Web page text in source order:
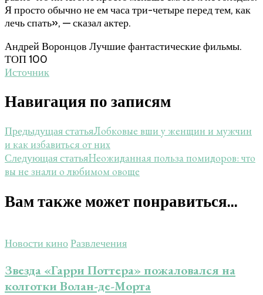
Я просто обычно не ем часа три-четыре перед тем, как
лечь спать», — сказал актер.
Андрей Воронцов Лучшие фантастические фильмы.
ТОП 100
Источник
Навигация по записям
Предыдущая статьяЛобковые вши у женщин и мужчин
и как избавиться от них
Следующая статьяНеожиданная польза помидоров: что
вы не знали о любимом овоще
Вам также может понравиться...
Новости киноРазвлечения
Звезда «Гарри Поттера» пожаловался на
колготки Волан-де-Морта